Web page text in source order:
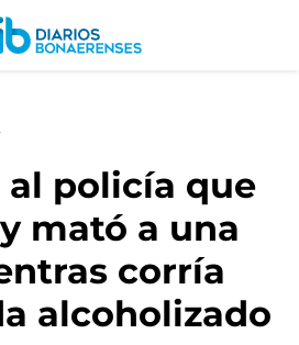
al policía que
mató a una
corría
alcoholizado